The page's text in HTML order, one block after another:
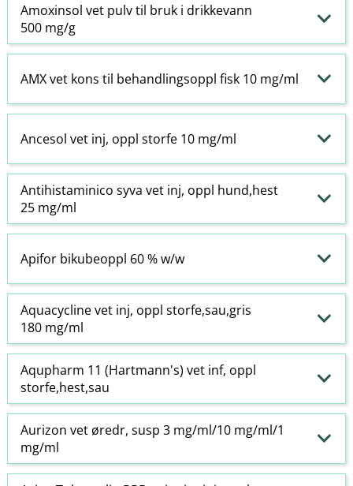
Amoxinsol vet pulv til bruk i drikkevann
500 mg/g
AMX vet kons til behandlingsoppl fisk 10 mg/ml
Ancesol vet inj, oppl storfe 10 mg/ml
Antihistaminico syva vet inj, oppl hund,hest
25 mg/ml
Apifor bikubeoppl 60 % w​/​w
Aquacycline vet inj, oppl storfe,sau,gris
180 mg/ml
Aqupharm 11 (Hartmann's) vet inf, oppl
storfe,hest,sau
Aurizon vet øredr, susp 3 mg/ml/10 mg/ml/1
mg/ml